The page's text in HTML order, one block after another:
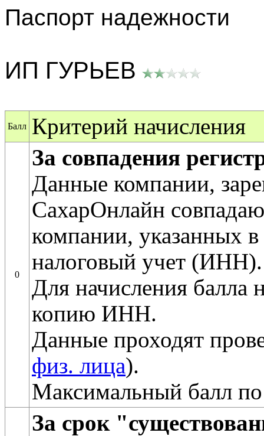
Паспорт надежности
ИП ГУРЬЕВ
Балл Критерий начисления
0
За совпадения
Данные компании,
СахарОнлайн
компании, указанных в
налоговый учет (ИНН).
Для начисления балла
копию ИНН.
Данные проходят
физ. лица).
Максимальный балл
За срок